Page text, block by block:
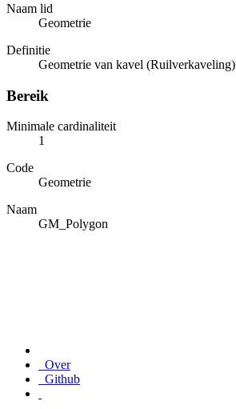
Naam lid
Geometrie
Definitie
Geometrie van kavel (Ruilverkaveling)
Bereik
Minimale cardinaliteit
1
Code
Geometrie
Naam
GM_Polygon
Over
Github